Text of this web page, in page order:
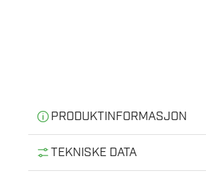
PRODUKTINFORMASJON
TEKNISKE DATA